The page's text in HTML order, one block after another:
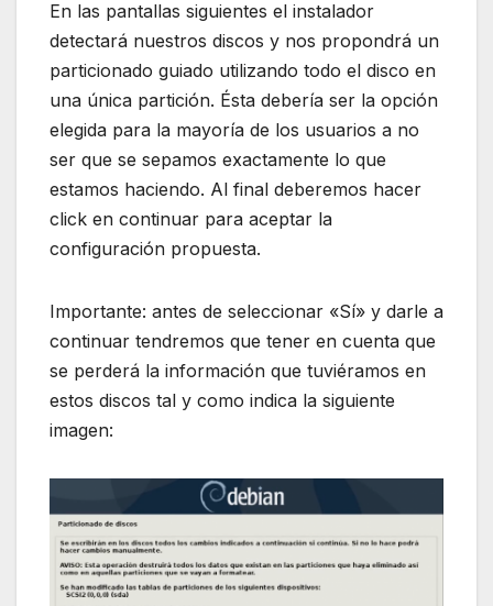
En las pantallas siguientes el instalador
detectará nuestros discos y nos propondrá un
particionado guiado utilizando todo el disco en
una única partición. Ésta debería ser la opción
elegida para la mayoría de los usuarios a no
ser que se sepamos exactamente lo que
estamos haciendo. Al final deberemos hacer
click en continuar para aceptar la
configuración propuesta.
Importante: antes de seleccionar «Sí» y darle a
continuar tendremos que tener en cuenta que
se perderá la información que tuviéramos en
estos discos tal y como indica la siguiente
imagen: